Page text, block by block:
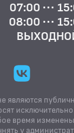
07:00 ···
08:00 ···
являются
время
у